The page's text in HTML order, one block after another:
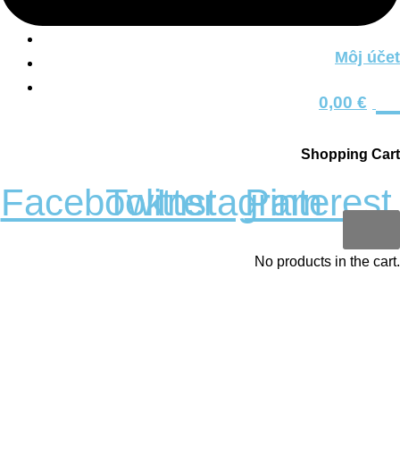
Môj účet
0,00 €
Shopping Cart
No products in the cart.
Facebook
Twitter
Instagram
Pinterest
Copyright 2023 © Kobi